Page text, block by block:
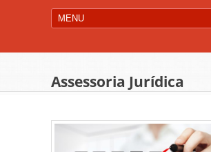
Assessoria Jurídica